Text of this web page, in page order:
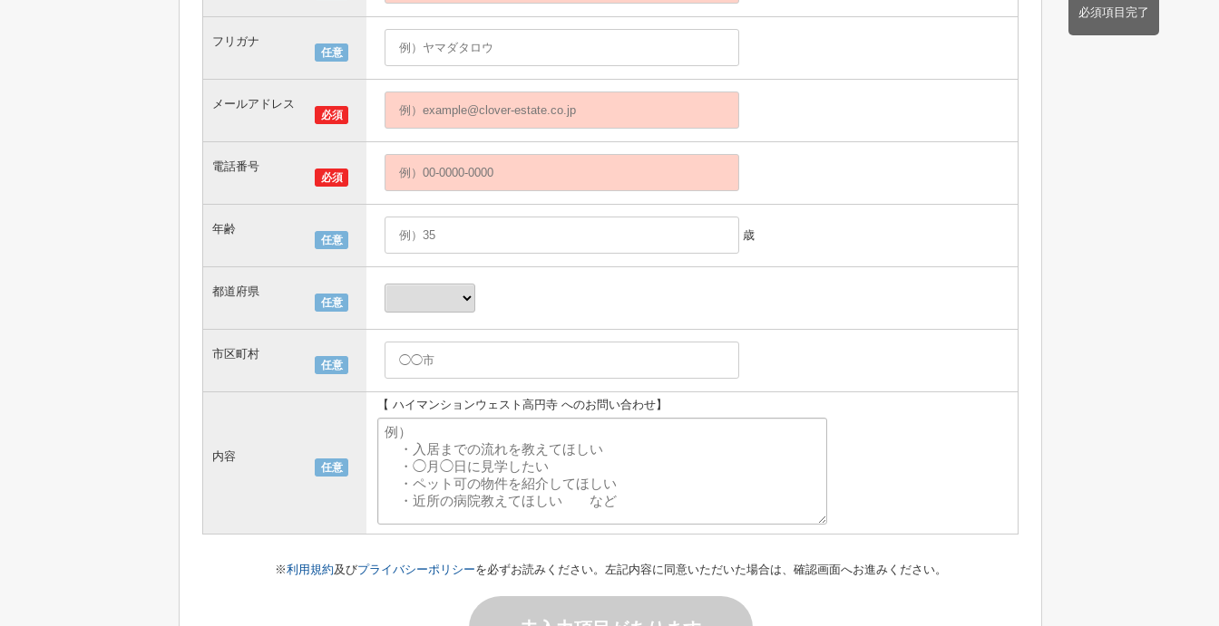
必須項目完了
任意
フリガナ
必須
メールアドレス
必須
電話番号
任意
年齢 歳
任意
都道府県
任意
市区町村
任意
内容
【 ハイマンションウェスト高円寺 へのお問い合わせ】
※利用規約及びプライバシーポリシーを必ずお読みください。左記内容に同意いただいた場合は、確認画面へお進みください。